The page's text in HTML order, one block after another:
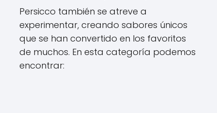
Persicco también se atreve a
experimentar, creando sabores únicos
que se han convertido en los favoritos
de muchos. En esta categoría podemos
encontrar: